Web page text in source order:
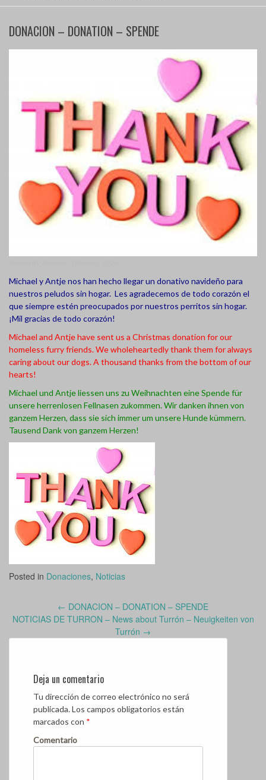
DONACION – DONATION – SPENDE
Michael y Antje nos han hecho llegar un donativo navideño para
nuestros peludos sin hogar. Les agradecemos de todo corazón el
que siempre estén preocupados por nuestros perritos sin hogar.
¡Mil gracias de todo corazón!
Michael and Antje have sent us a Christmas donation for our
homeless furry friends. We wholeheartedly thank them for always
caring about our dogs. A thousand thanks from the bottom of our
hearts!
Michael und Antje liessen uns zu Weihnachten eine Spende für
unsere herrenlosen Fellnasen zukommen. Wir danken ihnen von
ganzem Herzen, dass sie sich immer um unsere Hunde kümmern.
Tausend Dank von ganzem Herzen!
Posted in Donaciones, Noticias
Post
← DONACION – DONATION – SPENDE
NOTICIAS DE TURRON – News about Turrón – Neuigkeiten von
Turrón →
Deja un comentario
Tu dirección de correo electrónico no será
publicada.Los campos obligatorios están
marcados con *
Comentario